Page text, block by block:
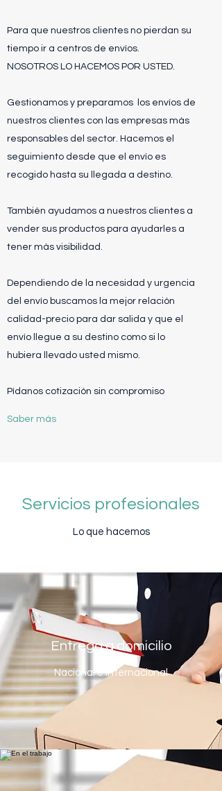
Para que nuestros clientes no pierdan su
tiempo ir a centros de envíos.
NOSOTROS LO HACEMOS POR USTED.
Gestionamos y preparamos los envíos de
nuestros clientes con las empresas más
responsables del sector. Hacemos el
seguimiento desde que el envío es
recogido hasta su llegada a destino.
También ayudamos a nuestros clientes a
vender sus productos para ayudarles a
tener más visibilidad.
​Dependiendo de la necesidad y urgencia
del envío buscamos la mejor relación
calidad-precio para dar salida y que el
envío llegue a su destino como si lo
hubiera llevado usted mismo.
Pídanos cotización sin compromiso
Saber más
Servicios profesionales
Lo que hacemos
Entrega a domicilio
Nacional e Internacional